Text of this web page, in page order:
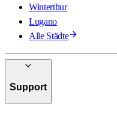
Winterthur
Lugano
Alle Städte
Support